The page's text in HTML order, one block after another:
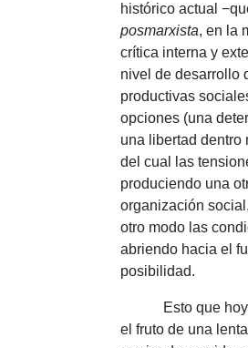
histórico actual
posmarxista, en la
crítica interna y
nivel de desarrollo
productivas
opciones (una
una libertad dentro
del cual las
produciendo una
organización
otro modo las
abriendo hacia el
posibilidad.
Esto que
el fruto de una